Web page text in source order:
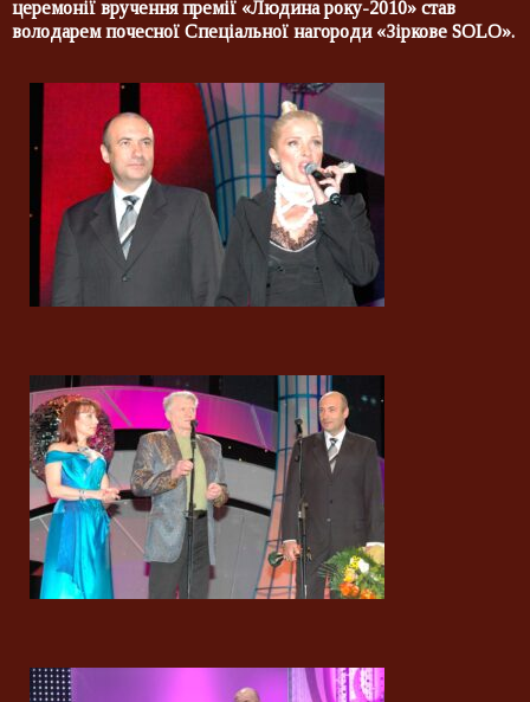
церемонії вручення премії «Людина року-2010» став
володарем почесної Спеціальної нагороди «Зіркове SOLO».